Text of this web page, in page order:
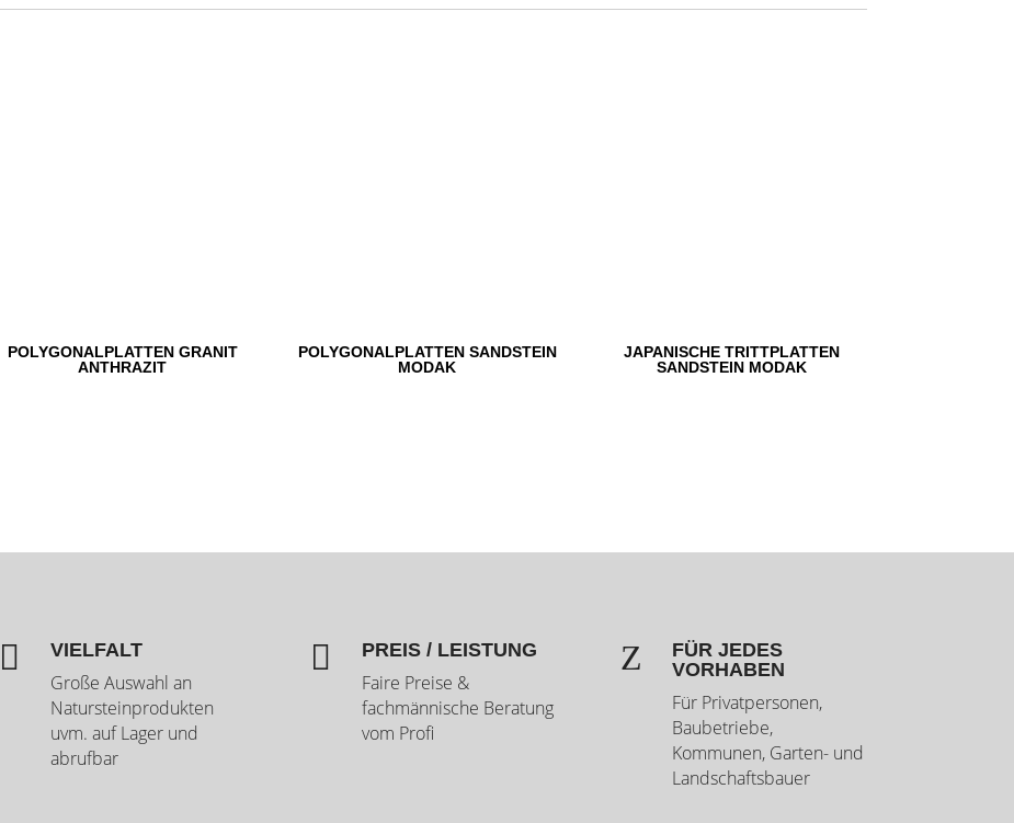
POLYGONALPLATTEN GRANIT
ANTHRAZIT
POLYGONALPLATTEN SANDSTEIN
MODAK
JAPANISCHE TRITTPLATTEN
SANDSTEIN MODAK
 VIELFALT
Große Auswahl an
Natursteinprodukten
uvm. auf Lager und
abrufbar
 PREIS / LEISTUNG
Faire Preise &
fachmännische Beratung
vom Profi
Z
FÜR JEDES
VORHABEN
Für Privatpersonen,
Baubetriebe,
Kommunen, Garten- und
Landschaftsbauer